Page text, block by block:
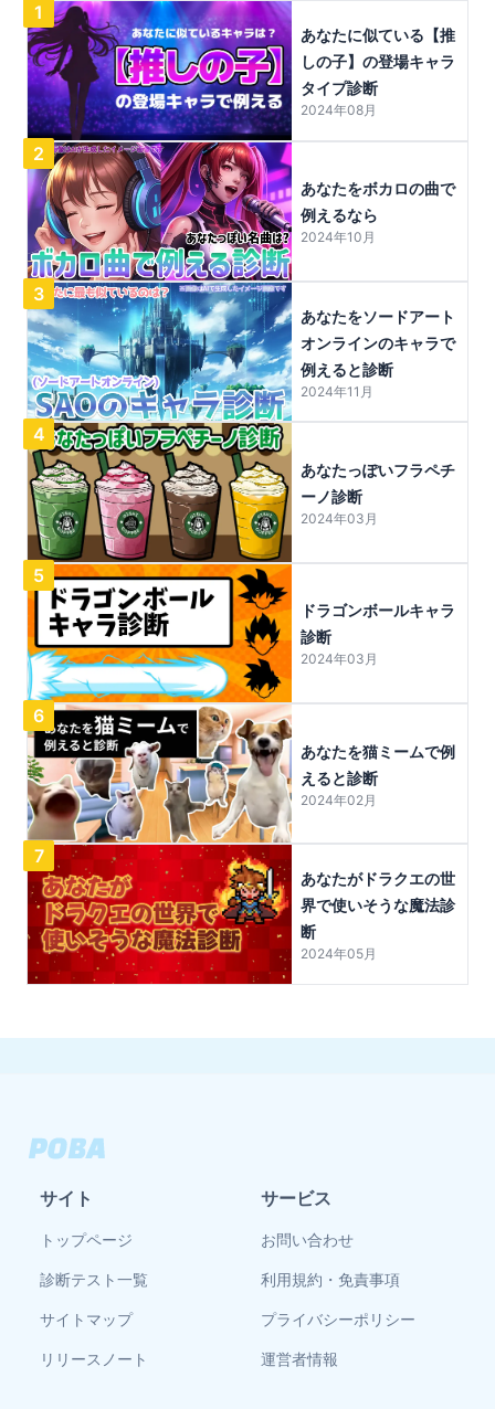
1
あなたに似ている【推
しの子】の登場キャラ
タイプ診断
2024年08月
2
あなたをボカロの曲で
例えるなら
2024年10月
3
あなたをソードアート
オンラインのキャラで
例えると診断
2024年11月
4
あなたっぽいフラペチ
ーノ診断
2024年03月
5
ドラゴンボールキャラ
診断
2024年03月
6
あなたを猫ミームで例
えると診断
2024年02月
7
あなたがドラクエの世
界で使いそうな魔法診
断
2024年05月
サイト
トップページ
診断テスト一覧
サイトマップ
リリースノート
サービス
お問い合わせ
利用規約・免責事項
プライバシーポリシー
運営者情報